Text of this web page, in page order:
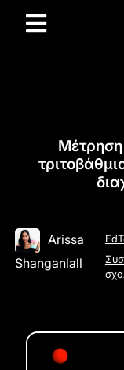
Μέτρηση
Arissa
Shanganlall